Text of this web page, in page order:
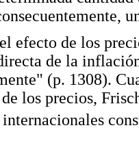
efecto de los
de la
(p. 1308).
los precios,